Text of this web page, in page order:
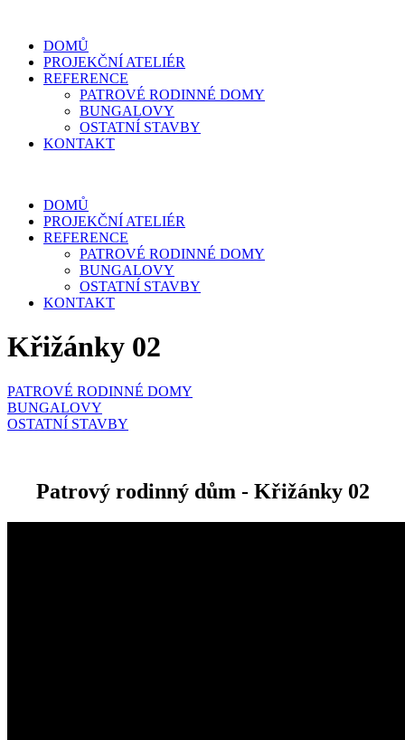
DOMŮ
PROJEKČNÍ ATELIÉR
REFERENCE
PATROVÉ RODINNÉ DOMY
BUNGALOVY
OSTATNÍ STAVBY
KONTAKT
DOMŮ
PROJEKČNÍ ATELIÉR
REFERENCE
PATROVÉ RODINNÉ DOMY
BUNGALOVY
OSTATNÍ STAVBY
KONTAKT
Křižánky 02
PATROVÉ RODINNÉ DOMY
BUNGALOVY
OSTATNÍ STAVBY
Patrový rodinný dům - Křižánky 02